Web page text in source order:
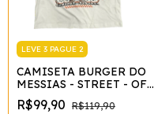
LEVE 3 PAGUE 2
CAMISETA BURGER DO
MESSIAS - STREET - OFF
WHITE*
R$99,90 R$119,90